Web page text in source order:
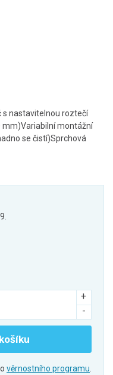
s nastavitelnou roztečí
mm)Variabilní montážní
se čistí)Sprchová
věrnostního programu